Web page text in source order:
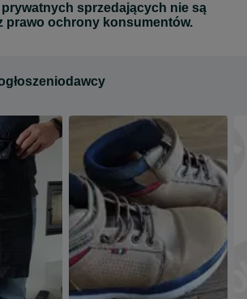
sprzedających nie są
prawo ochrony konsumentów.